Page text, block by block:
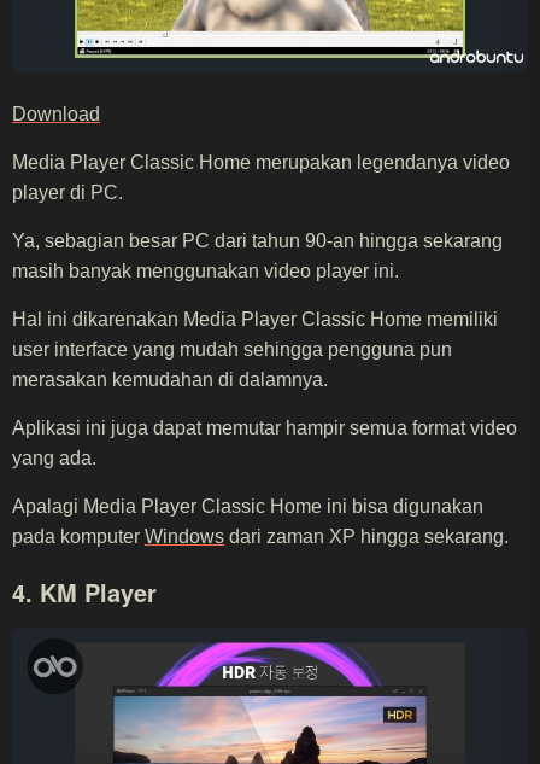
Download
Media Player Classic Home merupakan legendanya video
player di PC.
Ya, sebagian besar PC dari tahun 90-an hingga sekarang
masih banyak menggunakan video player ini.
Hal ini dikarenakan Media Player Classic Home memiliki
user interface yang mudah sehingga pengguna pun
merasakan kemudahan di dalamnya.
Aplikasi ini juga dapat memutar hampir semua format video
yang ada.
Apalagi Media Player Classic Home ini bisa digunakan
pada komputer Windows dari zaman XP hingga sekarang.
4. KM Player